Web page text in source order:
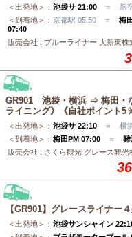
＜出発地＞： 池袋サ 21:00 ＝ 新
＜到着地＞： 京都駅 05:50 ＝ 梅
07:40
販売会社 : ブルーライナー 大新東
GR901 池袋・横浜 ⇒ 梅田・
ライニング》《自社ポイント5
＜出発地＞： 池袋サ 22:10 ＝ 横浜
＜到着地＞： 梅田PM 07:00 ＝ 難
販売会社 : さくら観光 グレース観光
【GR901】グレースライナー
＜出発地＞： 池袋サンシャイン